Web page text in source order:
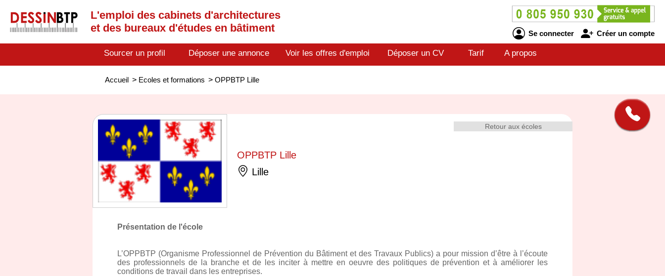
L'emploi des cabinets d'architectures
et des bureaux d'études en bâtiment
Se connecter Créer un compte
Sourcer un profil Déposer une annonce Voir les offres d'emploi Déposer un CV Tarif A propos
Accueil > Ecoles et formations > OPPBTP Lille
Retour aux écoles
OPPBTP Lille
Lille
Présentation de l'école
L’OPPBTP (Organisme Professionnel de Prévention du Bâtiment et des Travaux Publics) a pour mission d’être à l’écoute
des professionnels de la branche et de les inciter à mettre en oeuvre des politiques de prévention et à améliorer les
conditions de travail dans les entreprises.